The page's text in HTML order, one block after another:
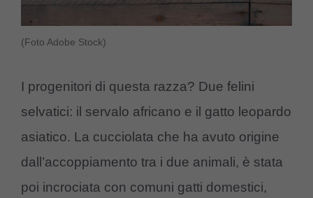
(Foto Adobe Stock)
I progenitori di questa razza? Due felini
selvatici: il servalo africano e il gatto leopardo
asiatico. La cucciolata che ha avuto origine
dall’accoppiamento tra i due animali, è stata
poi incrociata con comuni gatti domestici,